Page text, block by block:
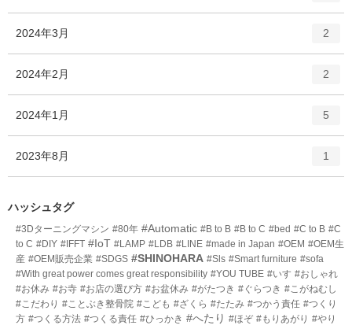
ー
ー
2024年3月
ー
2
2024年2月
ー
2
2024年1月
ー
5
2023年8月
リ
数
1
ハッシュタグ
#3Dターニングマシン #80年 #Automatic #B to B #B to C #bed #C to B #C
to C #DIY #IFFT #IoT #LAMP #LDB #LINE #made in Japan #OEM #OEM生
産 #OEM販売企業 #SDGS #SHINOHARA #Sls #Smart furniture #sofa
#With great power comes great responsibility #YOU TUBE #いす #おしゃれ
#お休み #お寺 #お店の選び方 #お盆休み #がたつき #ぐらつき #こがねむし
#こだわり #ことぶき整骨院 #こども #ざくら #たたみ #つかう責任 #つくり
方 #つくる方法 #つくる責任 #ひっかき #へたり #ほぞ #もりあがり #やり